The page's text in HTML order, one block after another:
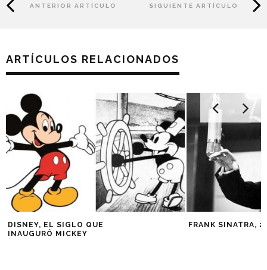
ANTERIOR ARTÍCULO SIGUIENTE ARTÍCULO
ARTÍCULOS RELACIONADOS
DISNEY, EL SIGLO QUE
INAUGURÓ MICKEY
FRANK SINATRA,